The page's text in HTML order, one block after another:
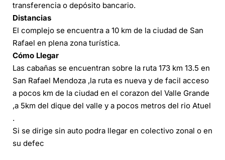
transferencia o depósito bancario.
Distancias
El complejo se encuentra a 10 km de la ciudad de San
Rafael en plena zona turística.
Cómo Llegar
Las cabañas se encuentran sobre la ruta 173 km 13.5 en
San Rafael Mendoza ,la ruta es nueva y de facil acceso
a pocos km de la ciudad en el corazon del Valle Grande
,a 5km del dique del valle y a pocos metros del rio Atuel
.
Si se dirige sin auto podra llegar en colectivo zonal o en
su defec